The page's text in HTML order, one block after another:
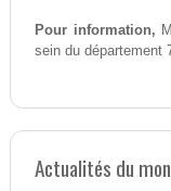
Pour information,
sein du département
Actualités du